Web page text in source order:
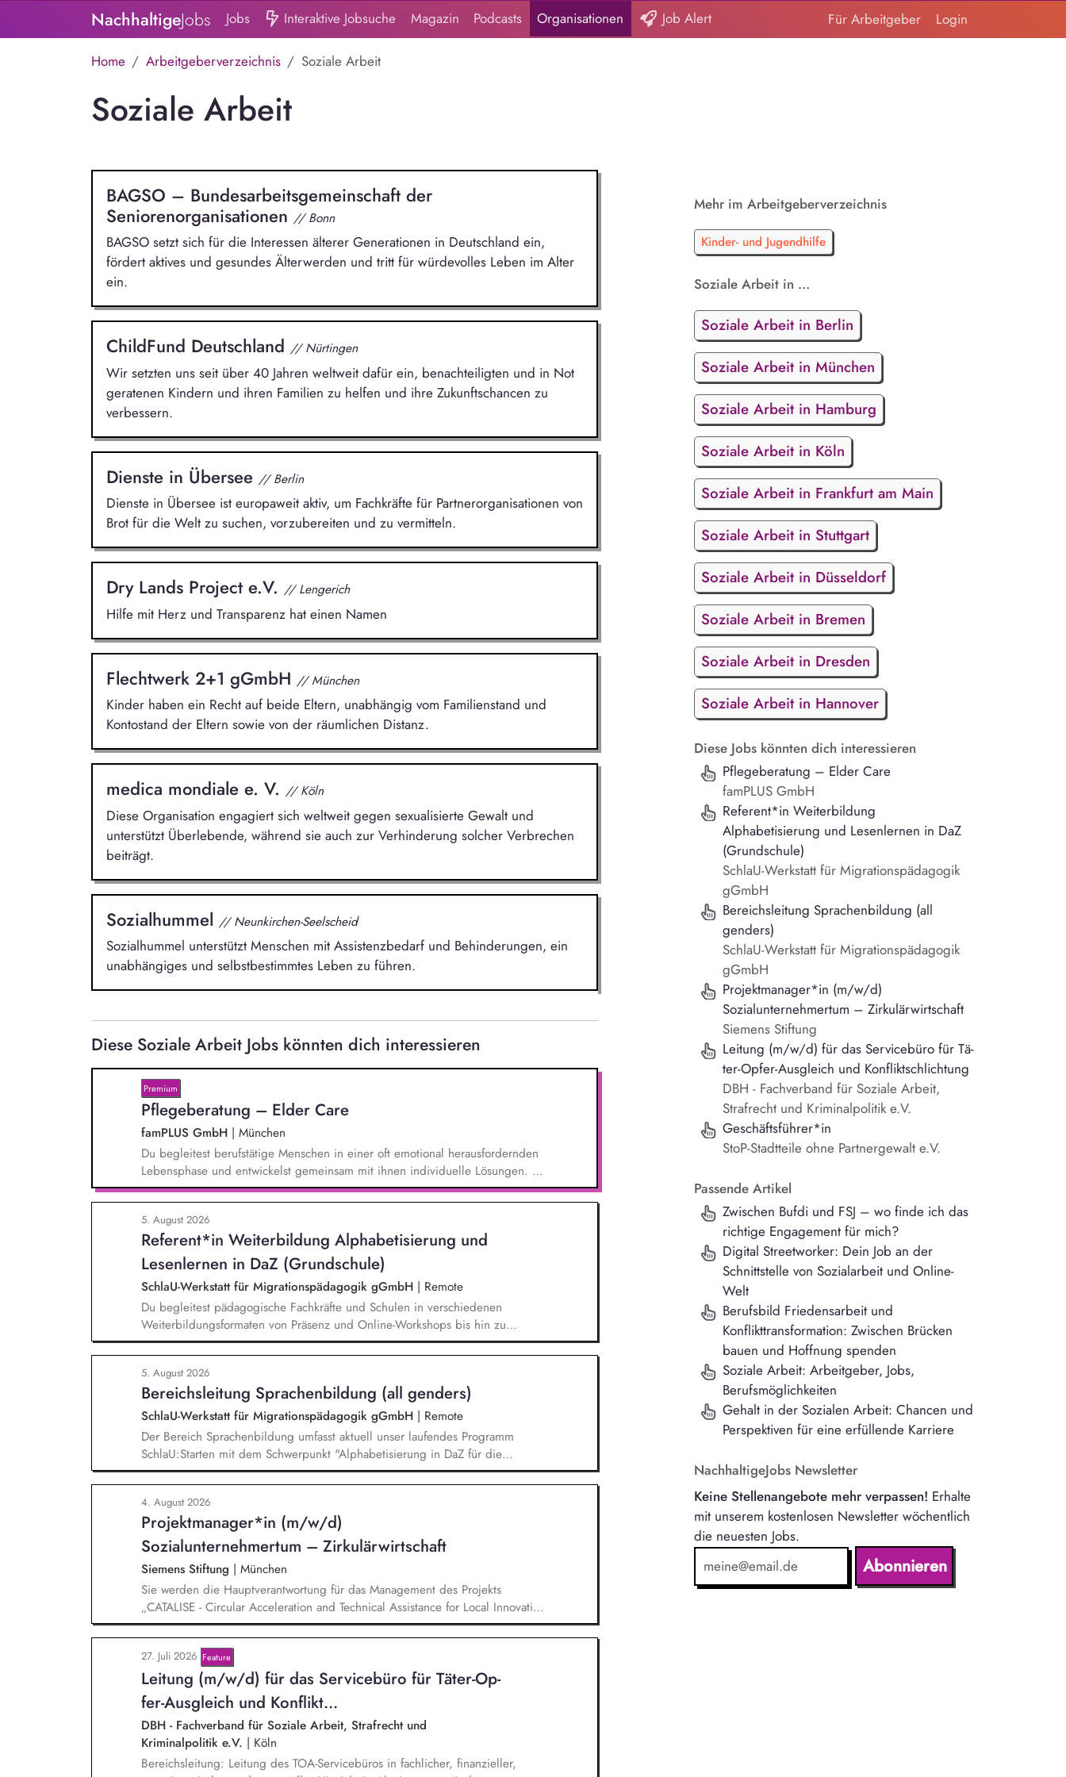
NachhaltigeJobs Jobs Interaktive Jobsuche Magazin Podcasts Organisationen Job Alert Für Arbeitgeber Login
Home Arbeitgeberverzeichnis Soziale Arbeit
Soziale Arbeit
BAGSO – Bundesarbeitsgemeinschaft der
Seniorenorganisationen // Bonn
BAGSO setzt sich für die Interessen älterer Generationen in Deutschland ein,
fördert aktives und gesundes Älterwerden und tritt für würdevolles Leben im Alter
ein.
ChildFund Deutschland // Nürtingen
Wir setzten uns seit über 40 Jahren weltweit dafür ein, benachteiligten und in Not
geratenen Kindern und ihren Familien zu helfen und ihre Zukunftschancen zu
verbessern.
Dienste in Übersee // Berlin
Dienste in Übersee ist europaweit aktiv, um Fachkräfte für Partnerorganisationen von
Brot für die Welt zu suchen, vorzubereiten und zu vermitteln.
Dry Lands Project e.V. // Lengerich
Hilfe mit Herz und Transparenz hat einen Namen
Flechtwerk 2+1 gGmbH // München
Kinder haben ein Recht auf beide Eltern, unabhängig vom Familienstand und
Kontostand der Eltern sowie von der räumlichen Distanz.
medica mondiale e. V. // Köln
Diese Organisation engagiert sich weltweit gegen sexualisierte Gewalt und
unterstützt Überlebende, während sie auch zur Verhinderung solcher Verbrechen
beiträgt.
Sozialhummel // Neunkirchen-Seelscheid
Sozialhummel unterstützt Menschen mit Assistenzbedarf und Behinderungen, ein
unabhängiges und selbstbestimmtes Leben zu führen.
Diese Soziale Arbeit Jobs könnten dich interessieren
Premium
Pflegeberatung – Elder Care
famPLUS GmbH | München
Du begleitest berufstätige Menschen in einer oft emotional herausfordernden
Lebensphase und entwickelst gemeinsam mit ihnen individuelle Lösungen. Zu
deinen Aufgaben gehören: Individuelle Beratung von pflegenden und
sorgenden Angehörigen, Case Management und Entwicklung passgenauer
Unterstützungslösungen, Vermittlung von Pflege- und
Unterstützungsangeboten, Planung und Durchführung von Projekten, enge
Zusammenarbeit mit Personalabteilungen namhafter Unternehmen.
5. August 2026
Referent*in Weiterbildung Alphabetisierung und
Lesenlernen in DaZ (Grundschule)
SchlaU-Werkstatt für Migrationspädagogik gGmbH | Remote
Du begleitest pädagogische Fachkräfte und Schulen in verschiedenen
Weiterbildungsformaten von Präsenz und Online-Workshops bis hin zu
pädogischen Tagen und erstellst Online-Selbstlernkurse für unsere Plattform
schlau-lernen.org. Die inhaltlichen Schwerpunkte liegen dabei auf den
Bereichen Lesen lernen, Mehrsprachigkeitsbewusstsein und Alphabetisierung
in der Grundschule.
5. August 2026
Bereichsleitung Sprachenbildung (all genders)
SchlaU-Werkstatt für Migrationspädagogik gGmbH | Remote
Der Bereich Sprachenbildung umfasst aktuell unser laufendes Programm
SchlaU:Starten mit dem Schwerpunkt "Alphabetisierung in DaZ für die
Grundschule" sowie zukünftig weitere auf Unterrichtsmaterial bezogene
Projekte mit den Schwerpunkten sprachensensibles und rassismuskritisches
Deutschlernen von der Grundschule bis in die Berufliche Bildung. Der
Bereich Sprachenbildung entwickelt in seinen Projekten dazu
zielgruppengerechte und innovative Unterrichtsmaterialien und begleitet
Weiterbildungsangeboten online wie offline.
4. August 2026
Projektmanager*in (m/w/d)
Sozialunternehmertum – Zirkulärwirtschaft
Siemens Stiftung | München
Sie werden die Hauptverantwortung für das Management des Projekts
„CATALISE - Circular Acceleration and Technical Assistance for Local Innovation
and Sustainable Enterprises
27. Juli 2026 Feature
Lei­tung (m/w/d) für das Servicebüro für Tä­ter-Op­
fer-Aus­gleich und Kon­flikt­...
DBH - Fachverband für Soziale Arbeit, Strafrecht und
Kriminalpolitik e.V. | Köln
Bereichsleitung: Leitung des TOA-Servicebüros in fachlicher, finanzieller,
Mehr im Arbeitgeberverzeichnis
Kinder- und Jugendhilfe
Soziale Arbeit in ...
Soziale Arbeit in Berlin
Soziale Arbeit in München
Soziale Arbeit in Hamburg
Soziale Arbeit in Köln
Soziale Arbeit in Frankfurt am Main
Soziale Arbeit in Stuttgart
Soziale Arbeit in Düsseldorf
Soziale Arbeit in Bremen
Soziale Arbeit in Dresden
Soziale Arbeit in Hannover
Diese Jobs könnten dich interessieren
Pflegeberatung – Elder Care
famPLUS GmbH
Referent*in Weiterbildung
Alphabetisierung und Lesenlernen in DaZ
(Grundschule)
SchlaU-Werkstatt für Migrationspädagogik
gGmbH
Bereichsleitung Sprachenbildung (all
genders)
SchlaU-Werkstatt für Migrationspädagogik
gGmbH
Projektmanager*in (m/w/d)
Sozialunternehmertum – Zirkulärwirtschaft
Siemens Stiftung
Lei­tung (m/w/d) für das Servicebüro für Tä­
ter-Op­fer-Aus­gleich und Kon­flikt­sch­lich­tung
DBH - Fachverband für Soziale Arbeit,
Strafrecht und Kriminalpolitik e.V.
Geschäftsführer*in
StoP-Stadtteile ohne Partnergewalt e.V.
Passende Artikel
Zwischen Bufdi und FSJ – wo finde ich das
richtige Engagement für mich?
Digital Streetworker: Dein Job an der
Schnittstelle von Sozialarbeit und Online-
Welt
Berufsbild Friedensarbeit und
Konflikttransformation: Zwischen Brücken
bauen und Hoffnung spenden
Soziale Arbeit: Arbeitgeber, Jobs,
Berufsmöglichkeiten
Gehalt in der Sozialen Arbeit: Chancen und
Perspektiven für eine erfüllende Karriere
NachhaltigeJobs Newsletter
Keine Stellenangebote mehr verpassen! Erhalte
mit unserem kostenlosen Newsletter wöchentlich
die neuesten Jobs.
Abonnieren